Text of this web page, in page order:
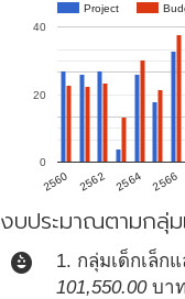
Project
2560 2562 2564 2566
0
20
40
งบประมาณตามกลุ่ม
child_care 1. กลุ่มเด็กเล็ก
101,550.00บาท